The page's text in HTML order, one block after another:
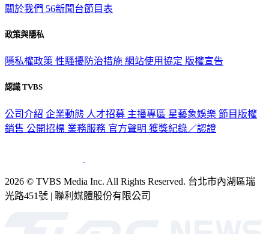
關於我們 56新聞台節目表
政策與隱私
隱私權政策 性騷擾防治措施 網站使用協定 版權宣告
認識 TVBS
公司介紹 企業動態 人才招募 主播專區 星藝象娛樂 節目版權
銷售 公開招標 業務服務 官方聲明 獲獎紀錄／認證
2026 © TVBS Media Inc. All Rights Reserved. 台北市內湖區瑞
光路451號 | 聯利媒體股份有限公司